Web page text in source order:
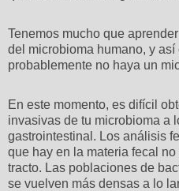
Tenemos mucho que
del microbioma humano, y
probablemente no haya un
En este momento, es difícil
invasivas de tu microbioma a
gastrointestinal. Los análisis
que hay en la materia fecal
tracto. Las poblaciones de
se vuelven más densas a lo